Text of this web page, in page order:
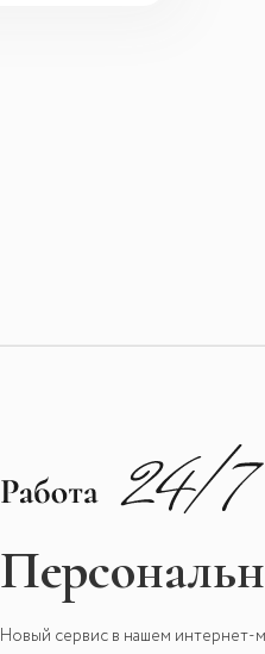
Новый сервис в нашем интернет-